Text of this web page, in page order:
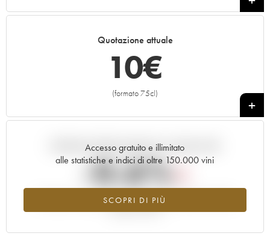
Quotazione attuale
10€
(formato 75cl)
+
Accesso gratuito e illimitato
alle statistiche e indici di oltre 150.000 vini
SCOPRI DI PIÙ
Andamento della quotazione in tempo reale
-0.6%
Tendenza al ribasso per il valore dell'annata 2008 nel 2026